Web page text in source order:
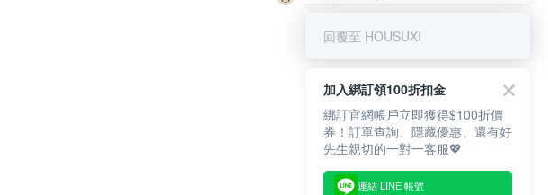
回覆至 HOUSUXI
加入綁訂領100折扣金
綁訂官網帳戶立即獲得$100折價
券！訂單查詢、隱藏優惠、還有好
先生親切的一對一客服💖
連結 LINE 帳號